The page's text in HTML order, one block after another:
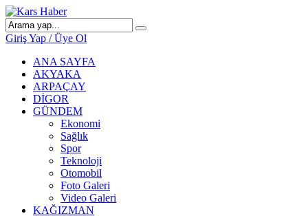
Giriş Yap / Üye Ol
ANA SAYFA
AKYAKA
ARPAÇAY
DİGOR
GÜNDEM
Ekonomi
Sağlık
Spor
Teknoloji
Otomobil
Foto Galeri
Video Galeri
KAĞIZMAN